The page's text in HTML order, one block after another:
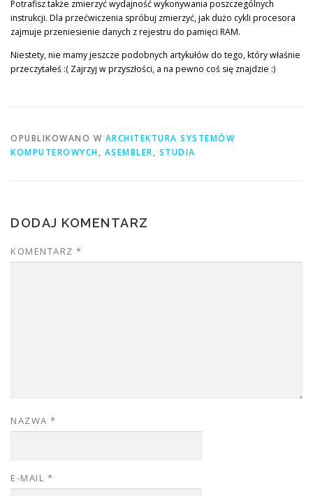
Potrafisz także zmierzyć wydajność wykonywania poszczególnych
instrukcji. Dla przećwiczenia spróbuj zmierzyć, jak dużo cykli procesora
zajmuje przeniesienie danych z rejestru do pamięci RAM.
Niestety, nie mamy jeszcze podobnych artykułów do tego, który właśnie
przeczytałeś :( Zajrzyj w przyszłości, a na pewno coś się znajdzie :)
OPUBLIKOWANO W ARCHITEKTURA SYSTEMÓW
KOMPUTEROWYCH, ASEMBLER, STUDIA
DODAJ KOMENTARZ
KOMENTARZ *
NAZWA *
E-MAIL *